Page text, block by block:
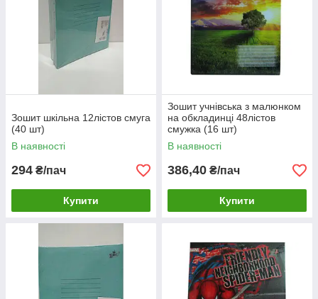
Зошит шкільна 12лістов смуга
(40 шт)
В наявності
294 ₴/пач
Купити
Зошит учнівська з малюнком
на обкладинці 48лістов
смужка (16 шт)
В наявності
386,40 ₴/пач
Купити